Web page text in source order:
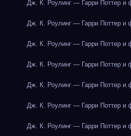
Дж. К. Роулинг — Гарри Поттер и
Дж. К. Роулинг — Гарри Поттер и
Дж. К. Роулинг — Гарри Поттер и
Дж. К. Роулинг — Гарри Поттер и
Дж. К. Роулинг — Гарри Поттер и
Дж. К. Роулинг — Гарри Поттер и
Дж. К. Роулинг — Гарри Поттер и